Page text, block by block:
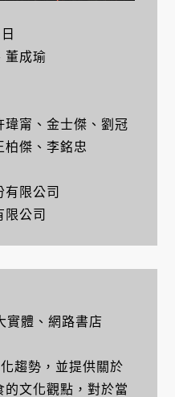
董成瑜
瑋甯、金士傑、劉冠
柏傑、李銘忠
限公司
限公司
實體、網路書店
趨勢，並提供關於
文化觀點，對於當